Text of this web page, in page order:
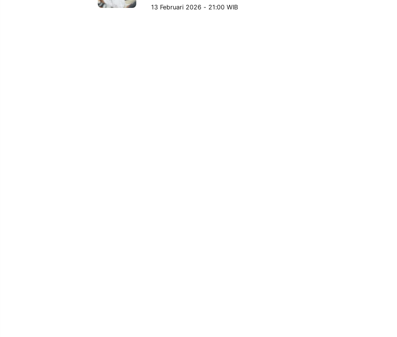
13 Februari 2026 - 21:00 WIB